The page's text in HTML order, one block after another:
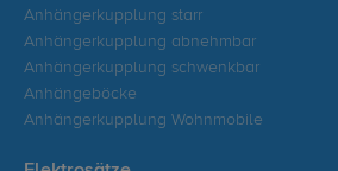
Anhängerkupplung starr
Anhängerkupplung abnehmbar
Anhängerkupplung schwenkbar
Anhängeböcke
Anhängerkupplung Wohnmobile